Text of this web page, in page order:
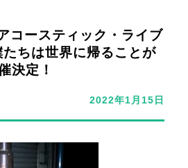
コースティック・ライブ
ちは世界に帰ることが
決定！
2022年1月15日